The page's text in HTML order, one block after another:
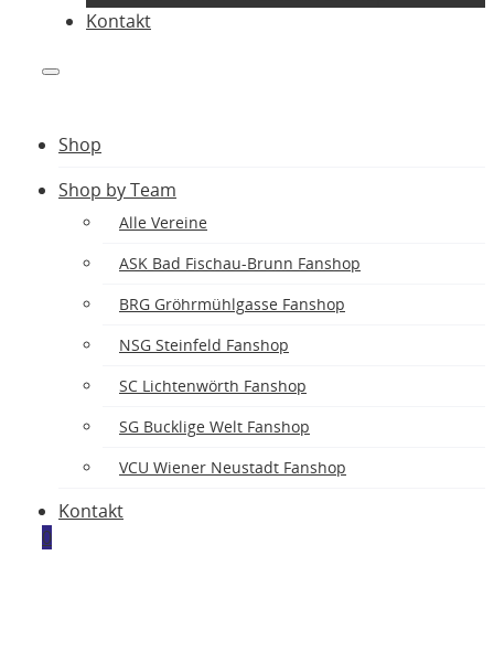
Kontakt
Shop
Shop by Team
Alle Vereine
ASK Bad Fischau-Brunn Fanshop
BRG Gröhrmühlgasse Fanshop
NSG Steinfeld Fanshop
SC Lichtenwörth Fanshop
SG Bucklige Welt Fanshop
VCU Wiener Neustadt Fanshop
Kontakt
0